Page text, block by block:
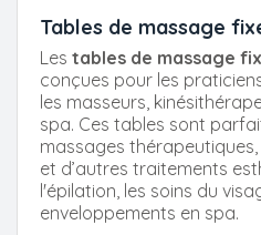
Tables de massage
Les tables de massage
conçues pour les
les masseurs,
spa. Ces tables sont
massages
et d’autres traitements
l'épilation, les soins du
enveloppements en spa.